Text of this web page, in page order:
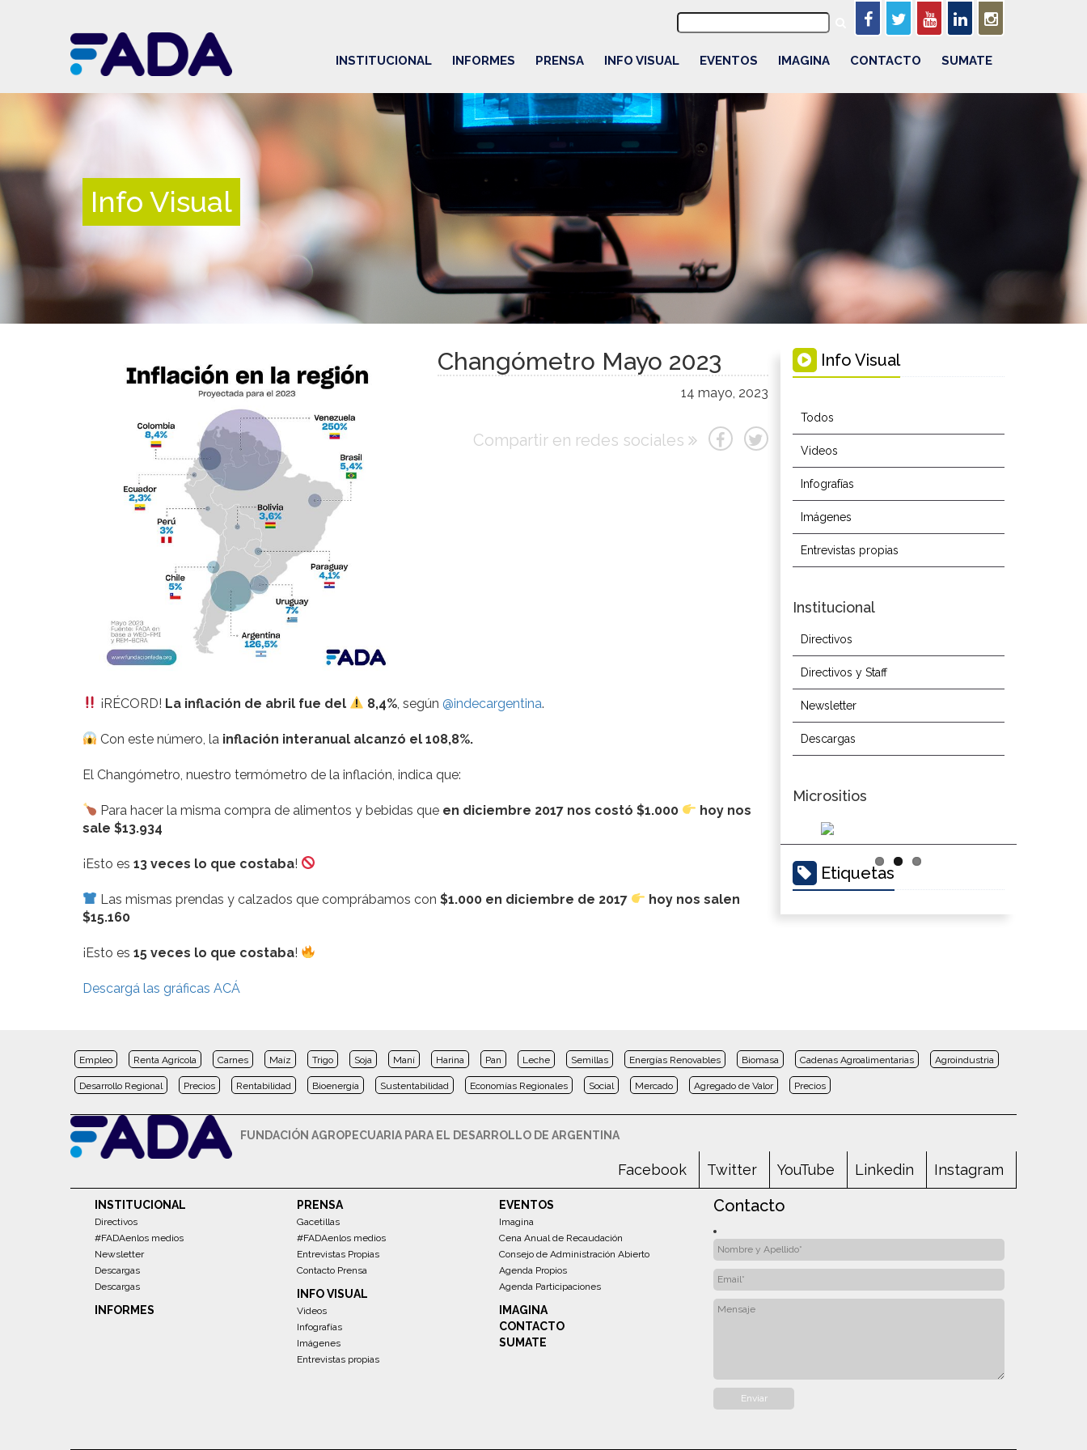
Buscar:
INSTITUCIONAL INFORMES PRENSA INFO VISUAL EVENTOS IMAGINA CONTACTO SUMATE
Info Visual
Changómetro Mayo 2023
14 mayo, 2023
Compartir en redes sociales
¡RÉCORD! La inflación de abril fue del 8,4% , según@indecargentina.
Con este número, la inflación interanual alcanzó el 108,8%.
El Changómetro, nuestro termómetro de la inflación, indica que:
Para hacer la misma compra de alimentos y bebidas que en diciembre 2017 nos costó $1.000
hoy nos
sale $13.934
¡Esto es 13 veces lo que costaba!
Las mismas prendas y calzados que comprábamos con$1.000 en diciembre de 2017
hoy nos salen
$15.160
¡Esto es 15 veces lo que costaba!
Descargá las gráficas ACÁ
Info Visual
Todos
Videos
Infografías
Imágenes
Entrevistas propias
Institucional
Directivos
Directivos y Staff
Newsletter
Descargas
Micrositios
Etiquetas
Empleo Renta Agrícola Carnes Maíz Trigo Soja Maní Harina Pan Leche Semillas Energías Renovables Biomasa Cadenas Agroalimentarias Agroindustria
Desarrollo Regional Precios Rentabilidad Bioenergía Sustentabilidad Economías Regionales Social Mercado Agregado de Valor Precios
FUNDACIÓN AGROPECUARIA PARA EL DESARROLLO DE ARGENTINA
Facebook Twitter YouTube Linkedin Instagram
INSTITUCIONAL
Directivos
#FADAenlos medios
Newsletter
Descargas
Descargas
INFORMES
PRENSA
Gacetillas
#FADAenlos medios
Entrevistas Propias
Contacto Prensa
INFO VISUAL
Videos
Infografías
Imágenes
Entrevistas propias
EVENTOS
Imagina
Cena Anual de Recaudación
Consejo de Administración Abierto
Agenda Propios
Agenda Participaciones
IMAGINA
CONTACTO
SUMATE
Contacto